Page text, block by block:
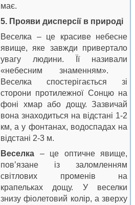
має.
5. Прояви дисперсії в природі
Веселка – це красиве небесне
явище, яке завжди привертало
увагу людини. Її називали
«небесним знаменням».
Веселка спостерігається зі
сторони протилежної Сонцю на
фоні хмар або дощу. Зазвичай
вона знаходиться на відстані 1-2
км, а у фонтанах, водоспадах на
відстані 2-3 м.
Веселка – це оптичне явище,
пов’язане із заломленням
світлових променів на
крапельках дощу. У веселки
знизу фіолетовий колір, а зверху